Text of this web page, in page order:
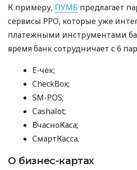
К примеру, ПУМБ предлагает
сервисы РРО, которые уже
платежными инструментами
время банк сотрудничает с 6
E-чек;
CheckBox;
SM-POS;
Cashalot;
ВчасноКаса;
СмартКасса.
О бизнес-картах